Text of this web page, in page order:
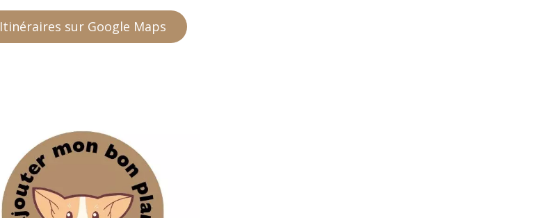
Itinéraires sur Google Maps